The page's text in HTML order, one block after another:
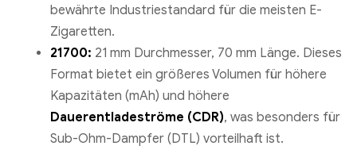
bewährte Industriestandard für die meisten E-
Zigaretten.
21700: 21 mm Durchmesser, 70 mm Länge. Dieses
Format bietet ein größeres Volumen für höhere
Kapazitäten (mAh) und höhere
Dauerentladeströme (CDR), was besonders für
Sub-Ohm-Dampfer (DTL) vorteilhaft ist.